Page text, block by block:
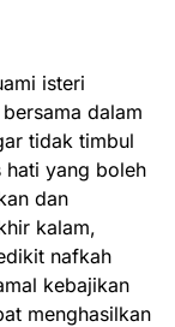
isteri
dalam
tidak timbul
hati yang boleh
dan
kalam,
nafkah
kebajikan
menghasilkan